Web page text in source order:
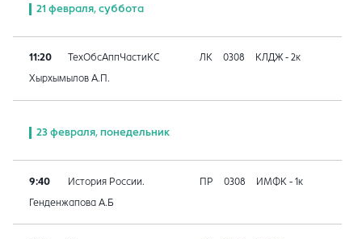
21 февраля, суббота
11:20 ТехОбсАппЧастиКС ЛК 0308 КЛДЖ - 2к
Хырхымылов А.П.
23 февраля, понедельник
9:40 История России. ПР 0308 ИМФК - 1к
Генденжапова А.Б